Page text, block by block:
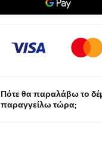
Πότε θα παραλάβω το
παραγγείλω τώρα;